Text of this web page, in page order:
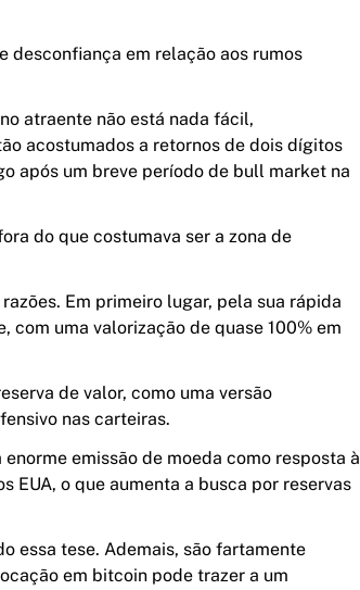
desconfiança em relação aos rumos
atraente não está nada fácil,
acostumados a retornos de dois dígitos
após um breve período de bull market na
do que costumava ser a zona de
Em primeiro lugar, pela sua rápida
com uma valorização de quase 100% em
de valor, como uma versão
nas carteiras.
emissão de moeda como resposta à
EUA, o que aumenta a busca por reservas
essa tese. Ademais, são fartamente
em bitcoin pode trazer a um